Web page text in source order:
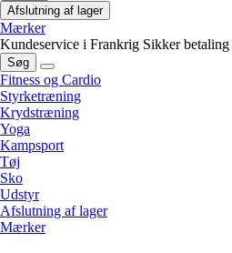
Afslutning af lager
Mærker
Kundeservice i Frankrig Sikker betaling
Søg
Fitness og Cardio
Styrketræning
Krydstræning
Yoga
Kampsport
Tøj
Sko
Udstyr
Afslutning af lager
Mærker